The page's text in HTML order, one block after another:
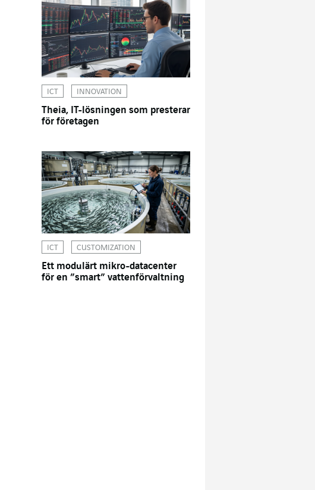
ICT INNOVATION
Theia, IT-lösningen som presterar
för företagen
ICT CUSTOMIZATION
Ett modulärt mikro-datacenter
för en ”smart” vattenförvaltning